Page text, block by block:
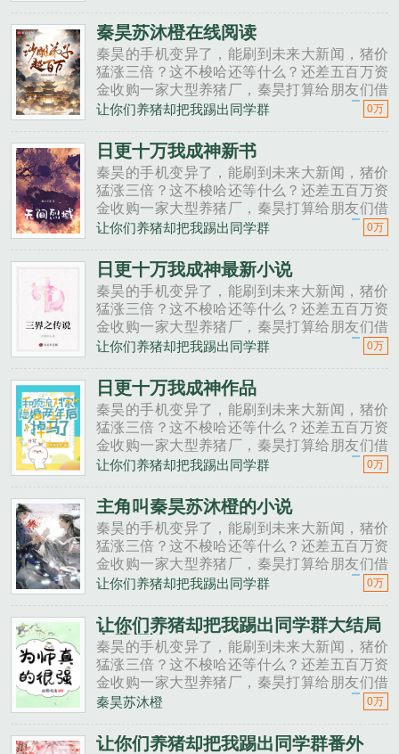
秦昊二狗子，借500万买点......
秦昊苏沐橙在线阅读
秦昊的手机变异了，能刷到未来大新闻，猪价
猛涨三倍？这不梭哈还等什么？还差五百万资
金收购一家大型养猪厂，秦昊打算给朋友们借
一点。秦昊老班长啊，我想回家养猪，要不要
秦昊二狗子，借500万买点......
让你们养猪却把我踢出同学群 0万
日更十万我成神新书
秦昊的手机变异了，能刷到未来大新闻，猪价
猛涨三倍？这不梭哈还等什么？还差五百万资
金收购一家大型养猪厂，秦昊打算给朋友们借
一点。秦昊老班长啊，我想回家养猪，要不要
秦昊二狗子，借500万买点......
让你们养猪却把我踢出同学群 0万
日更十万我成神最新小说
秦昊的手机变异了，能刷到未来大新闻，猪价
猛涨三倍？这不梭哈还等什么？还差五百万资
金收购一家大型养猪厂，秦昊打算给朋友们借
一点。秦昊老班长啊，我想回家养猪，要不要
秦昊二狗子，借500万买点......
让你们养猪却把我踢出同学群 0万
日更十万我成神作品
秦昊的手机变异了，能刷到未来大新闻，猪价
猛涨三倍？这不梭哈还等什么？还差五百万资
金收购一家大型养猪厂，秦昊打算给朋友们借
一点。秦昊老班长啊，我想回家养猪，要不要
秦昊二狗子，借500万买点......
让你们养猪却把我踢出同学群 0万
主角叫秦昊苏沐橙的小说
秦昊的手机变异了，能刷到未来大新闻，猪价
猛涨三倍？这不梭哈还等什么？还差五百万资
金收购一家大型养猪厂，秦昊打算给朋友们借
一点。秦昊老班长啊，我想回家养猪，要不要
秦昊二狗子，借500万买点......
让你们养猪却把我踢出同学群 0万
让你们养猪却把我踢出同学群大结局
免费阅读
秦昊的手机变异了，能刷到未来大新闻，猪价
猛涨三倍？这不梭哈还等什么？还差五百万资
金收购一家大型养猪厂，秦昊打算给朋友们借
一点。秦昊老班长啊，我想回家养猪，要不要
秦昊二狗子，借500万买点......
秦昊苏沐橙 0万
让你们养猪却把我踢出同学群番外